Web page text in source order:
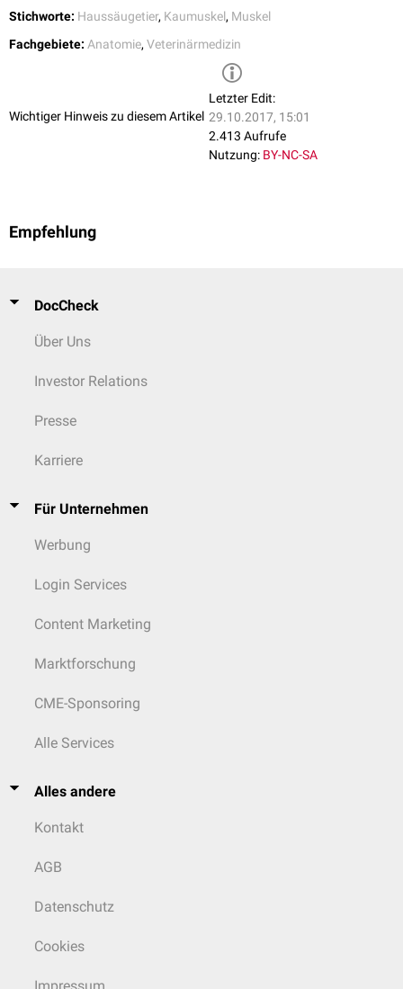
Fasern an den Muskel herangeführt.
Stichworte: Haussäugetier, Kaumuskel, Muskel
Fachgebiete: Anatomie, Veterinärmedizin
Wichtiger Hinweis zu diesem Artikel
Letzter Edit:
29.10.2017, 15:01
2.413 Aufrufe
Nutzung: BY-NC-SA
Empfehlung
DocCheck
Über Uns
Investor Relations
Presse
Karriere
Für Unternehmen
Werbung
Login Services
Content Marketing
Marktforschung
CME-Sponsoring
Alle Services
Alles andere
Kontakt
AGB
Datenschutz
Cookies